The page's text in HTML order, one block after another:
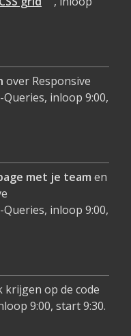
over Responsive
inloop 9:00,
met je team en
inloop 9:00,
krijgen op de code
9:00, start 9:30.